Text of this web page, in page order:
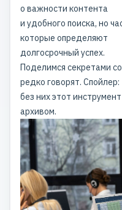
о важности контента
и удобного поиска, но
которые определяют
долгосрочный успех.
Поделимся секретами
редко говорят. Спойлер:
без них этот
архивом.